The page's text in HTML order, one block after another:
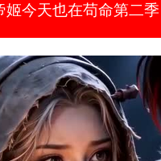
姬今天也在苟命第二